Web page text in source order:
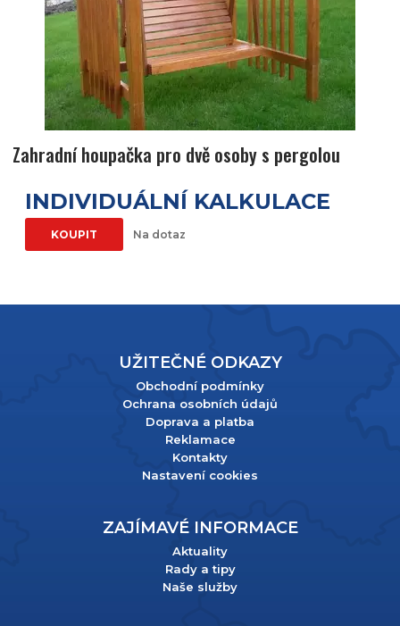
Zahradní houpačka pro dvě osoby s pergolou
INDIVIDUÁLNÍ KALKULACE
KOUPIT Na dotaz
UŽITEČNÉ ODKAZY
Obchodní podmínky
Ochrana osobních údajů
Doprava a platba
Reklamace
Kontakty
Nastavení cookies
ZAJÍMAVÉ INFORMACE
Aktuality
Rady a tipy
Naše služby